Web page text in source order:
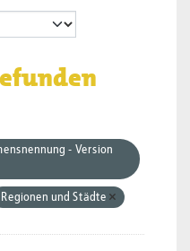
- Version
Regionen und Städte